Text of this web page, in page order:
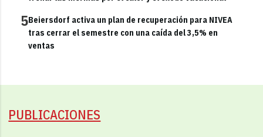
5Beiersdorf activa un plan de recuperación para NIVEA
tras cerrar el semestre con una caída del 3,5% en
ventas
PUBLICACIONES